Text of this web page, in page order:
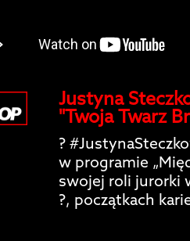
Justyna
"Twoja Twarz
?
w programie
swojej roli jurorki
?, początkach